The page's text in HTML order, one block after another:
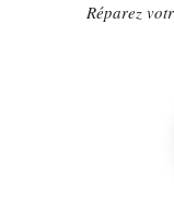
Réparez